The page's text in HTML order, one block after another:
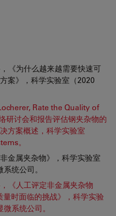
《为什么越来越需要快速可
案》，科学实验室（2020
Rate the Quality of
研讨会和报告评估钢夹杂物的
方案概述，科学实验室
。
金属夹杂物》，科学实验室
统公司。
《人工评定非金属夹杂物
量时面临的挑战》，科学实验
系统公司。